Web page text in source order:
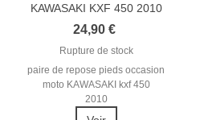
KAWASAKI KXF 450 2010
REPOSE...
24,90 €
Rupture de stock
paire de repose pieds occasion
moto KAWASAKI kxf 450
2010